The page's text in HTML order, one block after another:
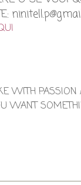
WITH PASSION
WANT